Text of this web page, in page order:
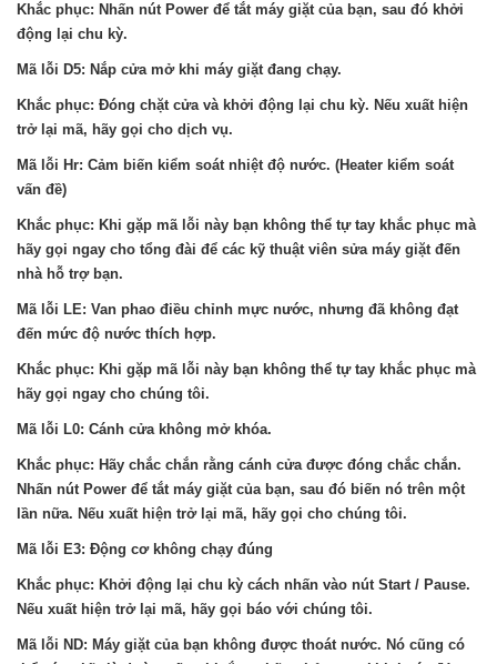
Khắc phục: Nhấn nút Power để tắt máy giặt của bạn, sau đó khởi
động lại chu kỳ.
Mã lỗi D5: Nắp cửa mở khi máy giặt đang chạy.
Khắc phục: Đóng chặt cửa và khởi động lại chu kỳ. Nếu xuất hiện
trở lại mã, hãy gọi cho dịch vụ.
Mã lỗi Hr: Cảm biến kiểm soát nhiệt độ nước. (Heater kiểm soát
vấn đề)
Khắc phục: Khi gặp mã lỗi này bạn không thể tự tay khắc phục mà
hãy gọi ngay cho tổng đài để các kỹ thuật viên sửa máy giặt đến
nhà hỗ trợ bạn.
Mã lỗi LE: Van phao điều chỉnh mực nước, nhưng đã không đạt
đến mức độ nước thích hợp.
Khắc phục: Khi gặp mã lỗi này bạn không thể tự tay khắc phục mà
hãy gọi ngay cho chúng tôi.
Mã lỗi L0: Cánh cửa không mở khóa.
Khắc phục: Hãy chắc chắn rằng cánh cửa được đóng chắc chắn.
Nhấn nút Power để tắt máy giặt của bạn, sau đó biến nó trên một
lần nữa. Nếu xuất hiện trở lại mã, hãy gọi cho chúng tôi.
Mã lỗi E3: Động cơ không chạy đúng
Khắc phục: Khởi động lại chu kỳ cách nhấn vào nút Start / Pause.
Nếu xuất hiện trở lại mã, hãy gọi báo với chúng tôi.
Mã lỗi ND: Máy giặt của bạn không được thoát nước. Nó cũng có